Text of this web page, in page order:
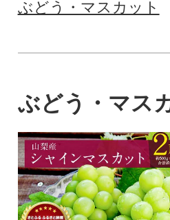
ぶどう・マスカット
ぶどう・マス